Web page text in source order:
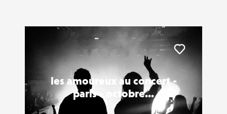
les amoureux au concert -
paris - octobre...